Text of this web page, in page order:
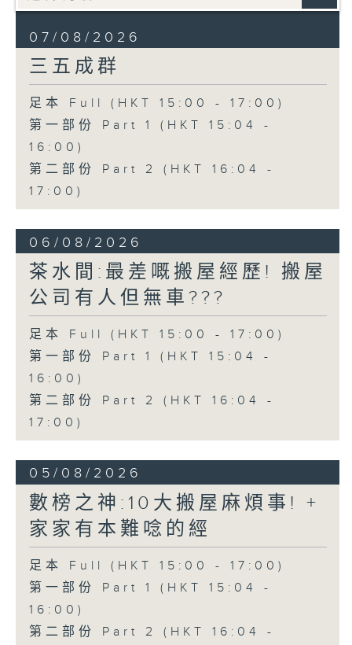
07/08/2026
三五成群
足本 Full (HKT 15:00 - 17:00)
第一部份 Part 1 (HKT 15:04 -
16:00)
第二部份 Part 2 (HKT 16:04 -
17:00)
06/08/2026
茶水間:最差嘅搬屋經歷! 搬屋
公司有人但無車???
足本 Full (HKT 15:00 - 17:00)
第一部份 Part 1 (HKT 15:04 -
16:00)
第二部份 Part 2 (HKT 16:04 -
17:00)
05/08/2026
數榜之神:10大搬屋麻煩事! +
家家有本難唸的經
足本 Full (HKT 15:00 - 17:00)
第一部份 Part 1 (HKT 15:04 -
16:00)
第二部份 Part 2 (HKT 16:04 -